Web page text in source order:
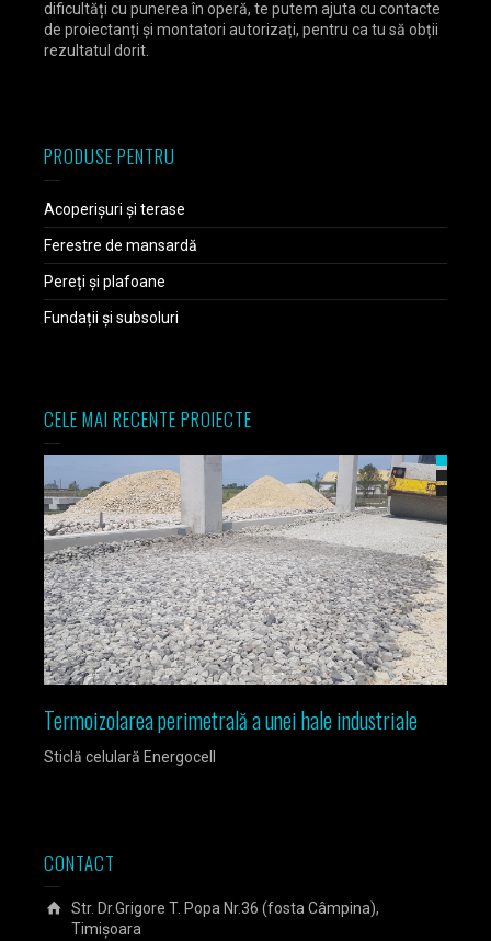
dificultăți cu punerea în operă, te putem ajuta cu contacte
de proiectanți și montatori autorizați, pentru ca tu să obții
rezultatul dorit.
PRODUSE PENTRU
Acoperișuri și terase
Ferestre de mansardă
Pereți și plafoane
Fundații și subsoluri
CELE MAI RECENTE PROIECTE
Termoizolarea perimetrală a unei hale industriale
Sticlă celulară Energocell
CONTACT
Str. Dr.Grigore T. Popa Nr.36 (fosta Câmpina),
Timișoara